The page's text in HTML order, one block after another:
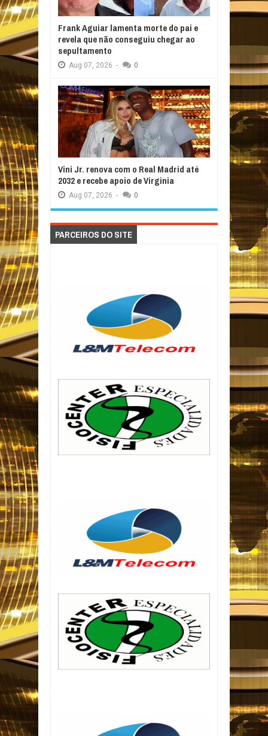
Frank Aguiar lamenta morte do pai e
revela que não conseguiu chegar ao
sepultamento
Aug 07, 2026 - 0
Vini Jr. renova com o Real Madrid até
2032 e recebe apoio de Virginia
Aug 07, 2026 - 0
PARCEIROS DO SITE